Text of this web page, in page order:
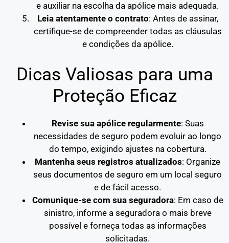
e auxiliar na escolha da apólice mais adequada.
Leia atentamente o contrato: Antes de assinar,
certifique-se de compreender todas as cláusulas
e condições da apólice.
Dicas Valiosas para uma
Proteção Eficaz
Revise sua apólice regularmente: Suas
necessidades de seguro podem evoluir ao longo
do tempo, exigindo ajustes na cobertura.
Mantenha seus registros atualizados: Organize
seus documentos de seguro em um local seguro
e de fácil acesso.
Comunique-se com sua seguradora: Em caso de
sinistro, informe a seguradora o mais breve
possível e forneça todas as informações
solicitadas.